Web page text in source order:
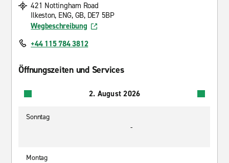
421 Nottingham Road
Ilkeston, ENG, GB, DE7 5BP
Wegbeschreibung
+44 115 784 3812
Öffnungszeiten und Services
2. August 2026
Sonntag
-
Montag